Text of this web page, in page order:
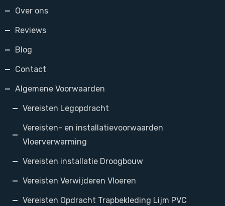
Over ons
Reviews
Blog
Contact
Algemene Voorwaarden
Vereisten Legopdracht
Vereisten- en installatievoorwaarden
Vloerverwarming
Vereisten installatie Droogbouw
Vereisten Verwijderen Vloeren
Vereisten Opdracht Trapbekleding Lijm PVC